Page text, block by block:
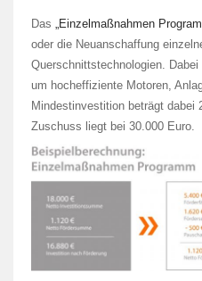
Das „Einzelmaßnahmen
oder die Neuanschaffung
Querschnittstechnologien.
um hocheffiziente Motoren,
Mindestinvestition beträgt dabei
Zuschuss liegt bei 30.000 Euro.